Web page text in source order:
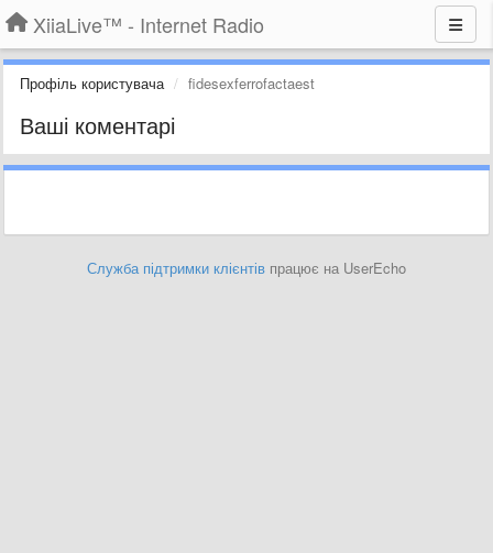
XiiaLive™ - Internet Radio
Профіль користувача fidesexferrofactaest
Ваші коментарі
Служба підтримки клієнтів працює на UserEcho